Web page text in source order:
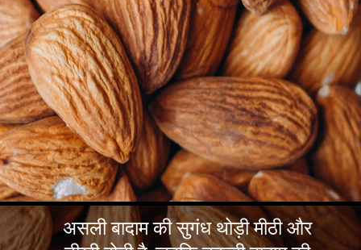
असली बादाम की सुगंध थोड़ी मीठी और